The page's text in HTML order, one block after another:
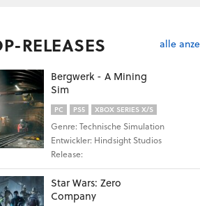
RELEASES alle
Bergwerk - A Mining
Sim
PC PS5 XBOX SERIES X/S
Genre: Technische Simulation
Entwickler: Hindsight Studios
Release:
Star Wars: Zero
Company